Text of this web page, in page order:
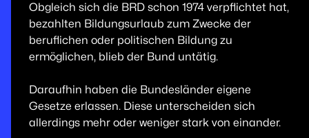
Obgleich sich die BRD schon 1974 verpflichtet hat,
bezahlten Bildungsurlaub zum Zwecke der
beruflichen oder politischen Bildung zu
ermöglichen, blieb der Bund untätig.
Daraufhin haben die Bundesländer eigene
Gesetze erlassen. Diese unterscheiden sich
allerdings mehr oder weniger stark von einander.